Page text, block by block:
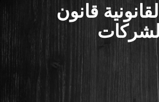
قانون
الشركات